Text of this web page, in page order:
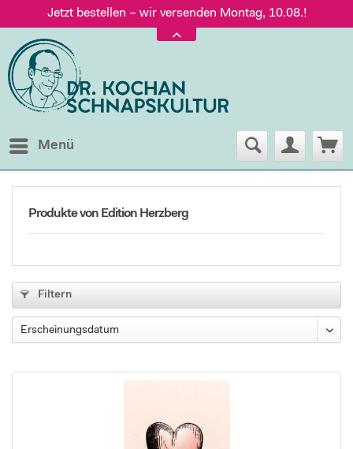
Jetzt bestellen – wir versenden Montag, 10.08.!
Versand nur 5,60 €, gratis ab 95 € Warenwert
Jetzt bestellen – wir versenden Montag, 10.08.!
Menü
Produkte von Edition Herzberg
Filtern